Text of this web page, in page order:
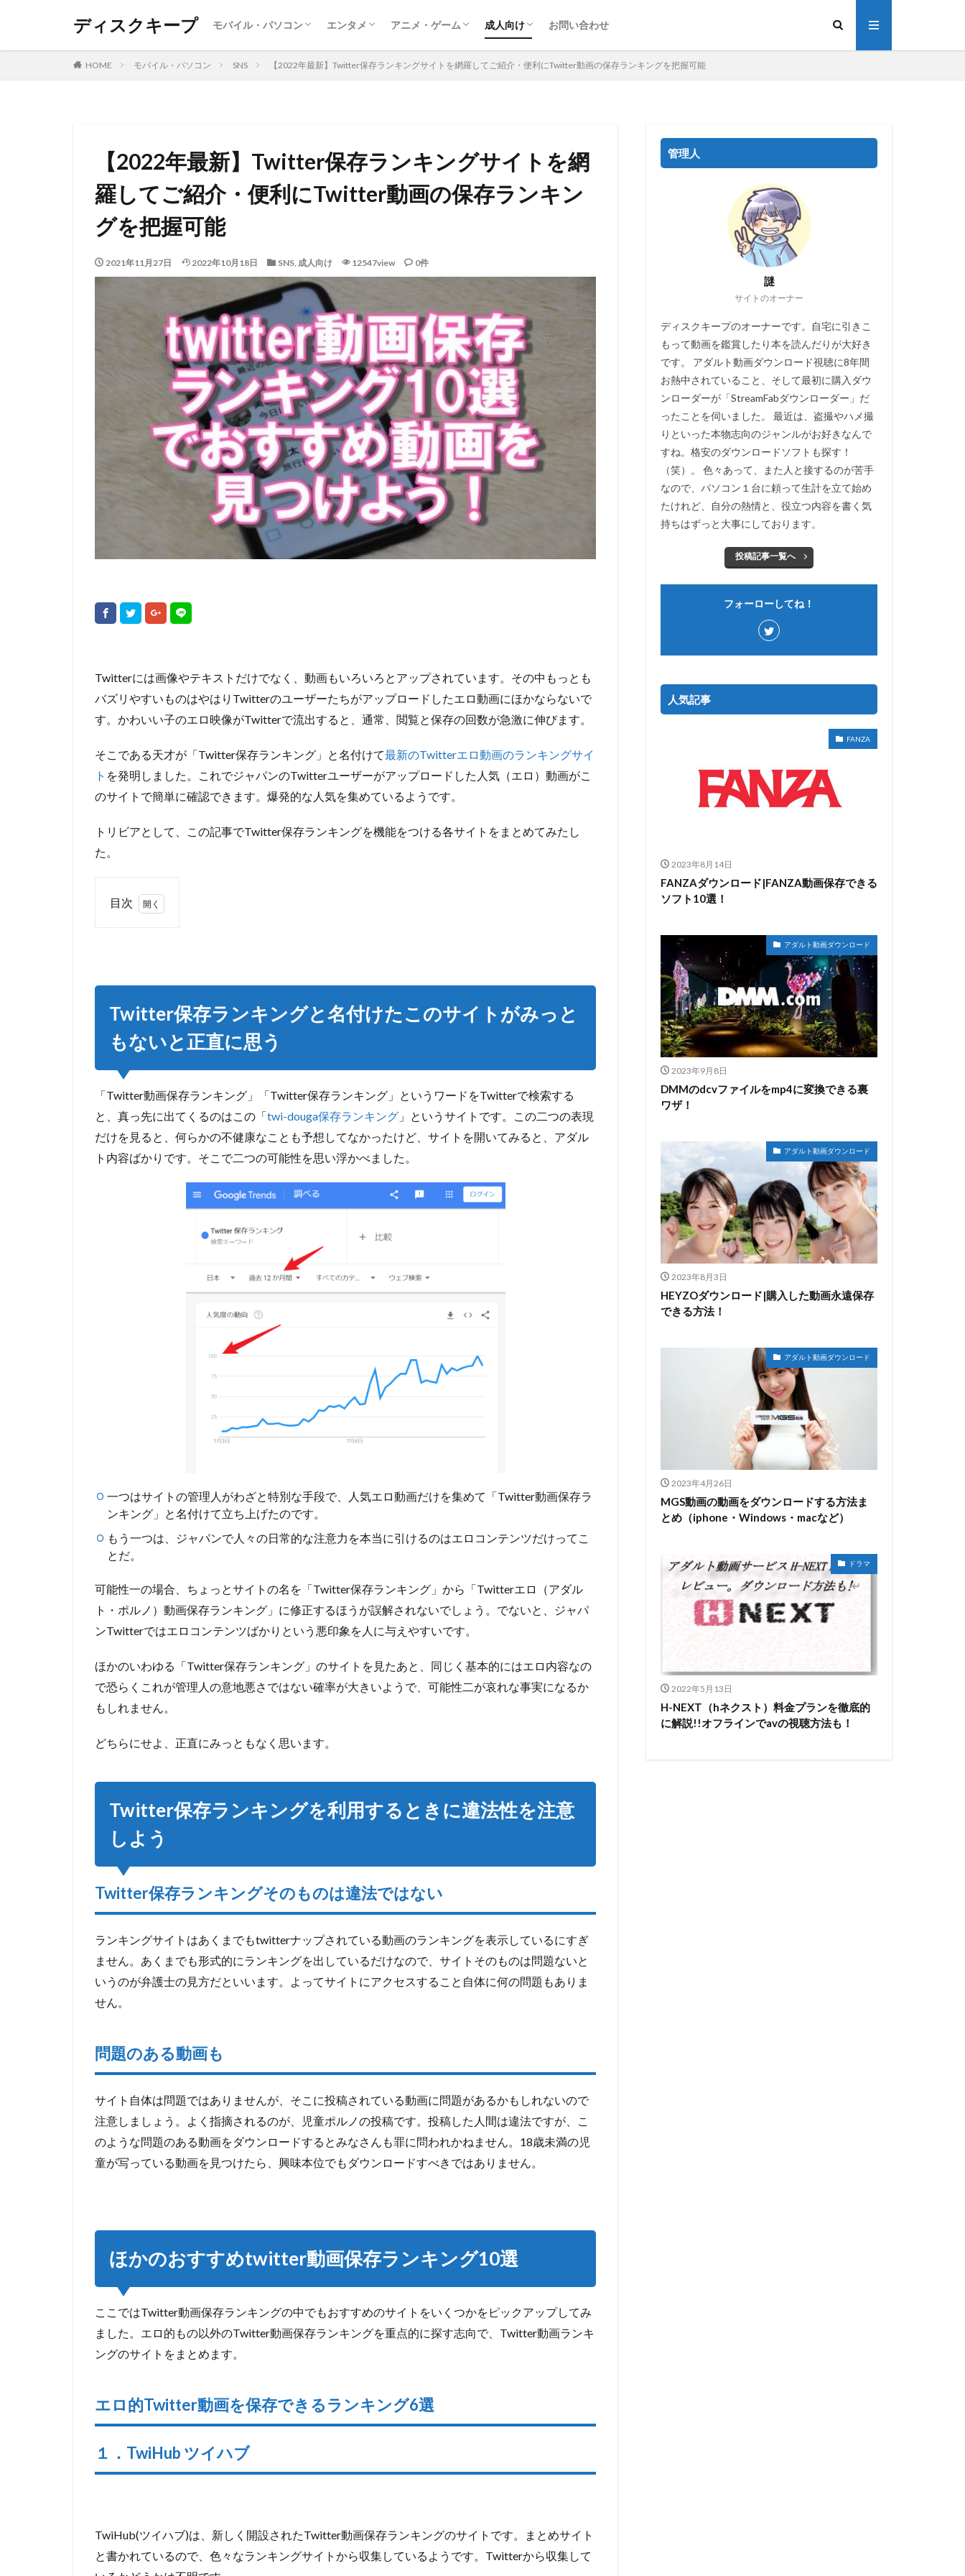
ディスクキープ モバイル・パソコン
Android
Iphone ・Ipad
SNS
レポート
Windows
MAC
DVD・BD
エンタメ
映画
ドラマ
レポート
音楽
動画配信サービス
アニメ・ゲーム
漫画
ゲーム
アニメ
成人向け
アダルト動画ダウンロード
アダルトサイト情報
FANZA
お問い合わせ
HOME モバイル・パソコン SNS 【2022年最新】Twitter保存ランキングサイトを網羅してご紹介・便利にTwitter動画の保存ランキングを把握可能
【2022年最新】Twitter保存ランキングサイトを網
羅してご紹介・便利にTwitter動画の保存ランキン
グを把握可能
2021年11月27日 2022年10月18日 SNS, 成人向け 12547view 0件
Twitterには画像やテキストだけでなく、動画もいろいろとアップされています。その中もっとも
バズリやすいものはやはりTwitterのユーザーたちがアップロードしたエロ動画にほかならないで
す。かわいい子のエロ映像がTwitterで流出すると、通常、閲覧と保存の回数が急激に伸びます。
そこである天才が「Twitter保存ランキング」と名付けて最新のTwitterエロ動画のランキングサイ
ト を発明しました。これでジャパンのTwitterユーザーがアップロードした人気（エロ）動画がこ
のサイトで簡単に確認できます。爆発的な人気を集めているようです。
トリビアとして、この記事でTwitter保存ランキングを機能をつける各サイトをまとめてみたし
た。
目次
グと名
このサ
みっと
と正直
に思う
Twitter
保存ラ
ンキン
3
ほ
かのお
twitter
動画保
キング
10選
3.1
Twitter
動画を
保存で
きるラ
グ6選
ツイハ
3.3
２．
TWIVIDEO
3.4
ドウ
3.5
４．
( Twitter
3.6
５．
保存
くん
3.8
3.9
一般動
画に関
Twitter
保存ラ
ンキン
グ５選
-Twitter
ランキン
グ
3.9.2
2.
週刊動画
3.9.4
4.TwTimez
Twitter保存ランキングと名付けたこのサイトがみっと
もないと正直に思う
「Twitter動画保存ランキング」「Twitter保存ランキング」というワードをTwitterで検索する
と、真っ先に出てくるのはこの「twi-douga保存ランキング 」というサイトです。この二つの表現
だけを見ると、何らかの不健康なことも予想してなかったけど、サイトを開いてみると、アダル
ト内容ばかりです。そこで二つの可能性を思い浮かべました。
一つはサイトの管理人がわざと特別な手段で、人気エロ動画だけを集めて「Twitter動画保存ラ
ンキング」と名付けて立ち上げたのです。
もう一つは、
ジャパンで人々の日常的な注意力を本当に引けるのはエロコンテンツだけってこ
とだ。
可能性一の場合、ちょっとサイトの名を「Twitter保存ランキング」から「Twitterエロ（アダル
ト・ポルノ）動画保存ランキング」に修正するほうが誤解されないでしょう。でないと、ジャパ
ンTwitterではエロコンテンツばかりという悪印象を人に与えやすいです。
ほかのいわゆる「Twitter保存ランキング」のサイトを見たあと、同じく基本的にはエロ内容なの
で恐らくこれが管理人の意地悪さではない確率が大きいようで、可能性二が哀れな事実になるか
もしれません。
どちらにせよ、正直にみっともなく思います。
Twitter保存ランキングを利用するときに違法性を注意
しよう
Twitter保存ランキングそのものは違法ではない
ランキングサイトはあくまでもtwitterナップされている動画のランキングを表示しているにすぎ
ません。あくまでも形式的にランキングを出しているだけなので、サイトそのものは問題ないと
いうのが弁護士の見方だといいます。よってサイトにアクセスすること自体に何の問題もありま
せん。
問題のある動画も
サイト自体は問題ではありませんが、そこに投稿されている動画に問題があるかもしれないので
注意しましょう。よく指摘されるのが、児童ポルノの投稿です。投稿した人間は違法ですが、こ
のような問題のある動画をダウンロードするとみなさんも罪に問われかねません。18歳未満の児
童が写っている動画を見つけたら、興味本位でもダウンロードすべきではありません。
ほかのおすすめtwitter動画保存ランキング10選
ここではTwitter動画保存ランキングの中でもおすすめのサイトをいくつかをピックアップしてみ
ました。
エロ的もの以外のTwitter動画保存ランキングを重点的に探す志向で、Twitter動画ランキ
ングのサイトをまとめます。
エロ的Twitter動画を保存できるランキング6選
１．TwiHub ツイハブ
TwiHub(ツイハブ)は、新しく開設されたTwitter動画保存ランキングのサイトです。まとめサイト
と書かれているので、色々なランキングサイトから収集しているようです。Twitterから収集して
管理人
謎
サイトのオーナー
ディスクキープのオーナーです。自宅に引きこ
もって動画を鑑賞したり本を読んだりが大好き
です。 アダルト動画ダウンロード視聴に8年間
お熱中されていること、そして最初に購入ダウ
ンローダーが「StreamFabダウンローダー」だ
ったことを伺いました。 最近は、盗撮やハメ撮
りといった本物志向のジャンルがお好きなんで
すね。格安のダウンロードソフトも探す！
（笑）。 色々あって、また人と接するのが苦手
なので、パソコン１台に頼って生計を立て始め
たけれど、自分の熱情と、役立つ内容を書く気
持ちはずっと大事にしております。
投稿記事一覧へ
フォーローしてね！
人気記事
FANZA
2023年8月14日
FANZAダウンロード|FANZA動画保存できる
ソフト10選！
アダルト動画ダウンロード
2023年9月8日
DMMのdcvファイルをmp4に変換できる裏
ワザ！
アダルト動画ダウンロード
2023年8月3日
HEYZOダウンロード|購入した動画永遠保存
できる方法！
アダルト動画ダウンロード
2023年4月26日
MGS動画の動画をダウンロードする方法ま
とめ（iphone・Windows・macなど）
ドラマ
2022年5月13日
H-NEXT（hネクスト）料金プランを徹底的
に解説!!オフラインでavの視聴方法も！